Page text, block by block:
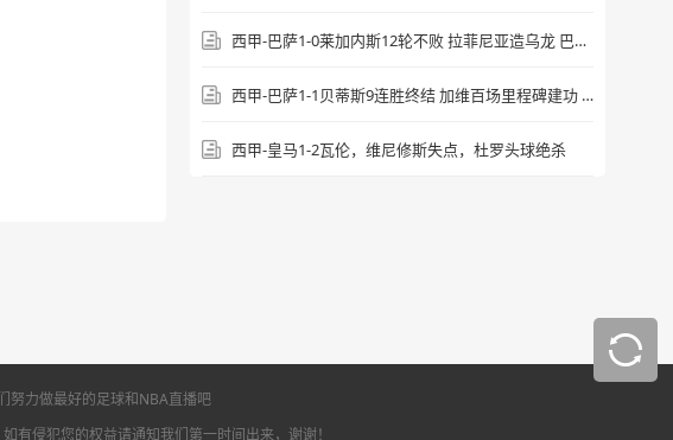
西甲-巴萨1-0莱加内斯12轮不败 拉菲尼亚造乌龙 巴尔德伤退
西甲-巴萨1-1贝蒂斯9连胜终结 加维百场里程碑建功 费兰助攻
西甲-皇马1-2瓦伦，维尼修斯失点，杜罗头球绝杀
努力做最好的足球和NBA直播吧
有侵犯您的权益请通知我们第一时间出来，谢谢！